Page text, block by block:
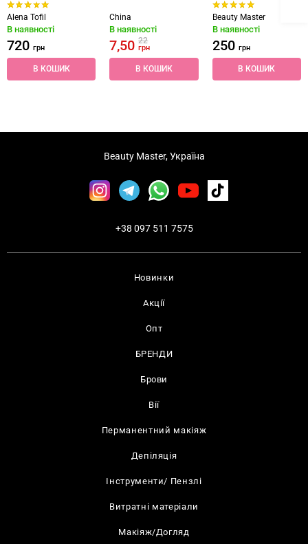
Alena Tofil
В наявності
720 грн
В КОШИК
China
В наявності
7,5022
грн
В КОШИК
Beauty Master
В наявності
250 грн
В КОШИК
Новинки
Акції
Опт
БРЕНДИ
Брови
Вії
Перманентний макіяж
Депіляція
Інструменти/ Пензлі
Витратні матеріали
Макіяж/Догляд
Beauty Master, Україна
+38 097 511 7575